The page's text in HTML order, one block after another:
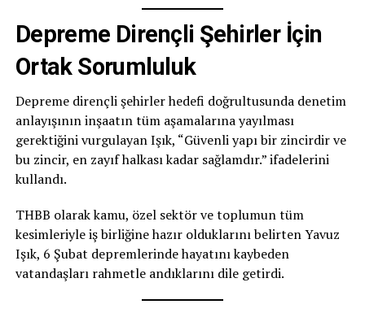
Depreme Dirençli Şehirler İçin
Ortak Sorumluluk
Depreme dirençli şehirler hedefi doğrultusunda denetim
anlayışının inşaatın tüm aşamalarına yayılması
gerektiğini vurgulayan Işık, “Güvenli yapı bir zincirdir ve
bu zincir, en zayıf halkası kadar sağlamdır.” ifadelerini
kullandı.
THBB olarak kamu, özel sektör ve toplumun tüm
kesimleriyle iş birliğine hazır olduklarını belirten Yavuz
Işık, 6 Şubat depremlerinde hayatını kaybeden
vatandaşları rahmetle andıklarını dile getirdi.